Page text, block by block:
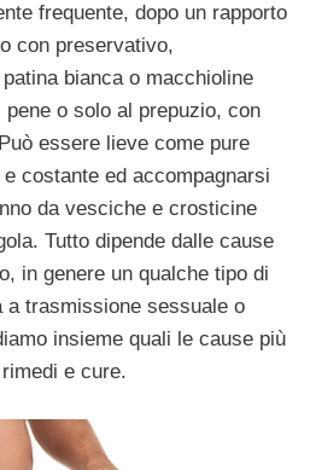
frequente, dopo un rapporto
con preservativo,
bianca o macchioline
o solo al prepuzio, con
essere lieve come pure
costante ed accompagnarsi
da vesciche e crosticine
Tutto dipende dalle cause
in genere un qualche tipo di
a trasmissione sessuale o
insieme quali le cause più
e cure.